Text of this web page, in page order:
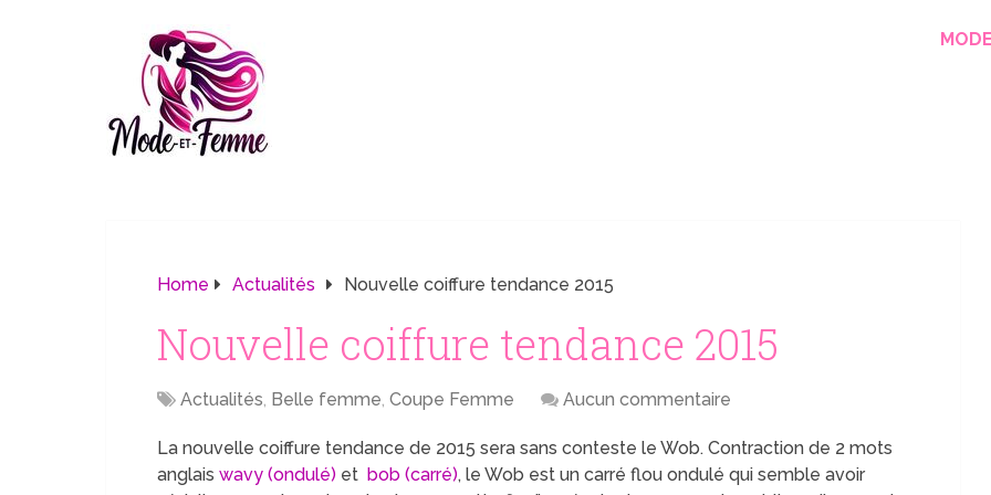
Home Actualités Nouvelle coiffure tendance 2015
Nouvelle coiffure tendance 2015
Actualités, Belle femme, Coupe Femme Aucun commentaire
La nouvelle coiffure tendance de 2015 sera sans conteste le Wob. Contraction de 2 mots
anglais wavy (ondulé) et bob (carré), le Wob est un carré flou ondulé qui semble avoir